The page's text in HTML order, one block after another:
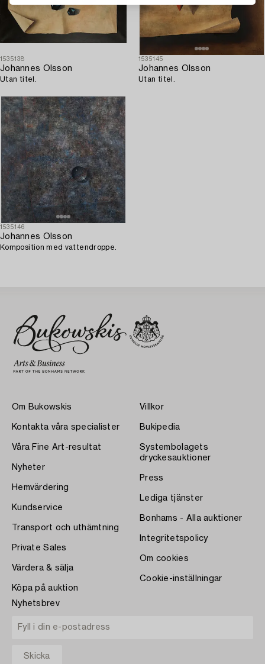
1535138
Johannes Olsson
Utan titel.
1535145
Johannes Olsson
Utan titel.
1535146
Johannes Olsson
Komposition med vattendroppe.
Om Bukowskis
Kontakta våra specialister
Våra Fine Art-resultat
Nyheter
Hemvärdering
Kundservice
Transport och uthämtning
Private Sales
Värdera & sälja
Köpa på auktion
Villkor
Bukipedia
Systembolagets
dryckesauktioner
Press
Lediga tjänster
Bonhams - Alla auktioner
Integritetspolicy
Om cookies
Cookie-inställningar
Nyhetsbrev